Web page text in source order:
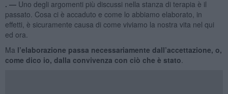
. — Uno degli argomenti più discussi nella stanza di terapia è il
passato. Cosa ci è accaduto e come lo abbiamo elaborato, in
effetti, è sicuramente causa di come viviamo la nostra vita nel qui
ed ora.
Ma l’elaborazione passa necessariamente dall’accettazione, o,
come dico io, dalla convivenza con ciò che è stato